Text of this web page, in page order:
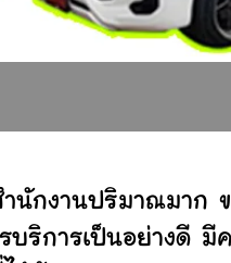
กงานปริมาณมาก
ริการเป็นอย่างดี มี